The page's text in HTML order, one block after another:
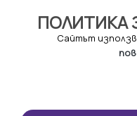
ПОЛИТИКА
Сайтът
Правила и условия за